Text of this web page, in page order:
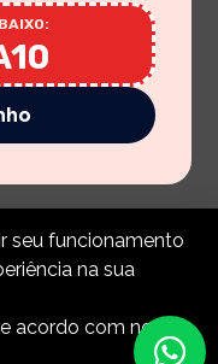
seu funcionamento
na sua
acordo com nossa